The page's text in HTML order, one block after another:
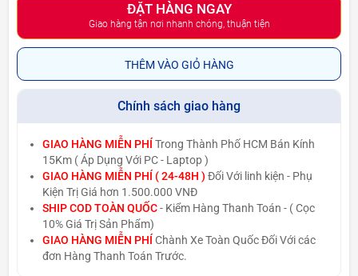
ĐẶT HÀNG NGAY
Giao hàng tận nơi nhanh chóng, thuận tiện
THÊM VÀO GIỎ HÀNG
Chính sách giao hàng
GIAO HÀNG MIỄN PHÍ Trong Thành Phố HCM Bán Kính
15Km ( Áp Dụng Với PC - Laptop )
GIAO HÀNG MIỄN PHÍ ( 24-48H ) Đối Với linh kiện - Phụ
Kiện Trị Giá hơn 1.500.000 VNĐ
SHIP COD TOÀN QUỐC- Kiểm Hàng Thanh Toán - ( Cọc
10% Giá Trị Sản Phẩm)
GIAO HÀNG MIỄN PHÍ Chành Xe Toàn Quốc Đối Với các
đơn Hàng Thanh Toán Trước.